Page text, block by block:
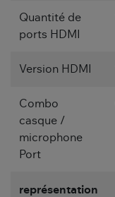
Quantité de
ports HDMI
Version HDMI
Combo
casque /
microphone
Port
représentation